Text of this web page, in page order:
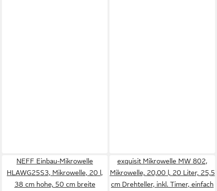
NEFF Einbau-Mikrowelle
HLAWG25S3, Mikrowelle, 20 l,
38 cm hohe, 50 cm breite
exquisit Mikrowelle MW 802,
Mikrowelle, 20,00 l, 20 Liter, 25,5
cm Drehteller, inkl. Timer, einfach